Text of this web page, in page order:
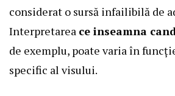
considerat o sursă infailibilă de
Interpretarea ce inseamna
de exemplu, poate varia în
specific al visului.